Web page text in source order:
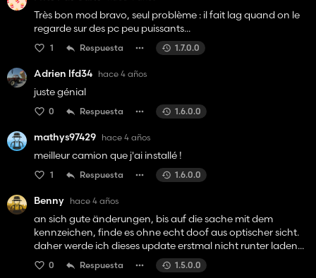
Très bon mod bravo, seul problème : il fait lag quand on le
regarde sur des pc peu puissants...
1 Respuesta 1.7.0.0
Adrien lfd34 hace 4 años
juste génial
0 Respuesta 1.6.0.0
mathys97429 hace 4 años
meilleur camion que j'ai installé !
1 Respuesta 1.6.0.0
Benny hace 4 años
an sich gute änderungen, bis auf die sache mit dem
kennzeichen, finde es ohne echt doof aus optischer sicht.
daher werde ich dieses update erstmal nicht runter laden...
0 Respuesta 1.5.0.0